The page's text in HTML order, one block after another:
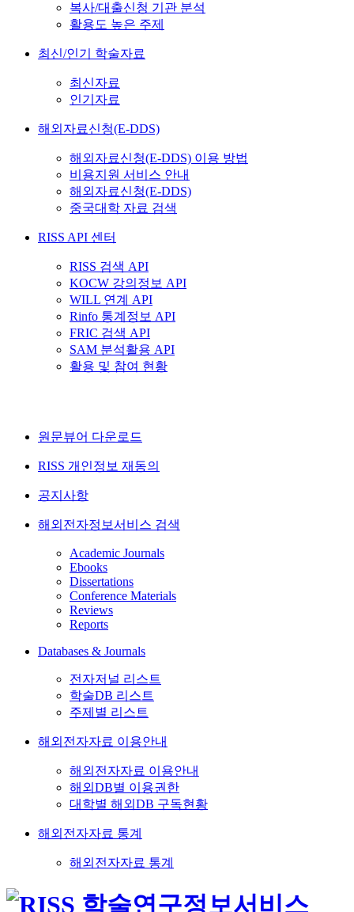
복사/대출신청 기관 분석
활용도 높은 주제
최신/인기 학술자료
최신자료
인기자료
해외자료신청(E-DDS)
해외자료신청(E-DDS) 이용 방법
비용지원 서비스 안내
해외자료신청(E-DDS)
중국대학 자료 검색
RISS API 센터
RISS 검색 API
KOCW 강의정보 API
WILL 연계 API
Rinfo 통계정보 API
FRIC 검색 API
SAM 분석활용 API
활용 및 참여 현황
원문뷰어 다운로드
RISS 개인정보 재동의
공지사항
해외전자정보서비스 검색
Academic Journals
Ebooks
Dissertations
Conference Materials
Reviews
Reports
Databases & Journals
전자저널 리스트
학술DB 리스트
주제별 리스트
해외전자자료 이용안내
해외전자자료 이용안내
해외DB별 이용권한
대학별 해외DB 구독현황
해외전자자료 통계
해외전자자료 통계